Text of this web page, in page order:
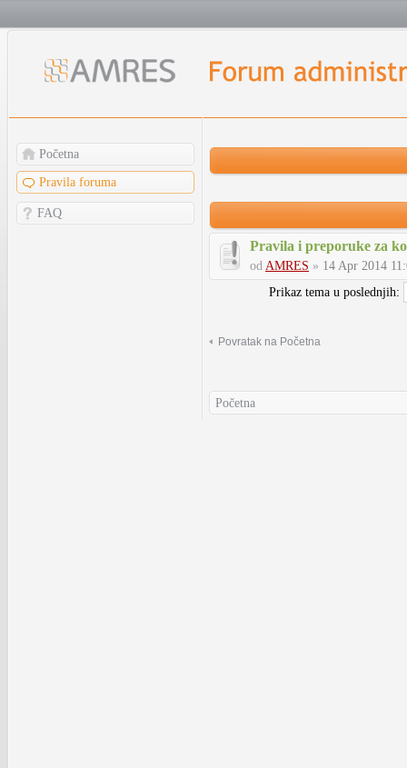
Početna
Pravila foruma
FAQ
Pravila i preporuke za
od AMRES » 14 Apr 2014
Prikaz tema u poslednjih:
Povratak na Početna
Početna